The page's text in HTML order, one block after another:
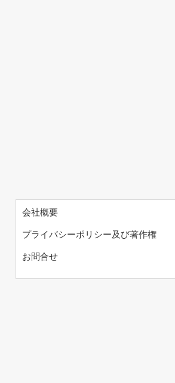
会社概要
プライバシーポリシー及び著作権
お問合せ